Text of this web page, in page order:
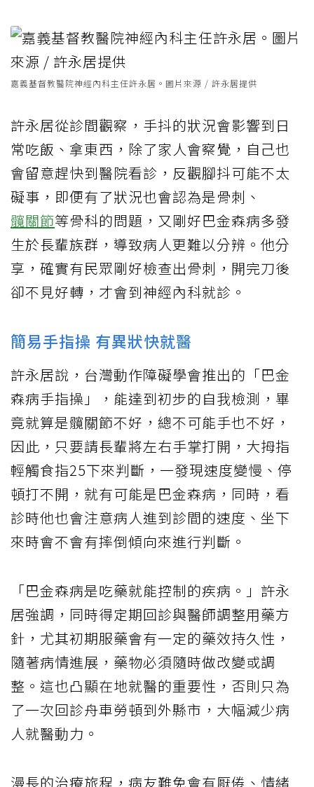
嘉義基督教醫院神經內科主任許永居。圖片來源 / 許永居提供
許永居從診間觀察，手抖的狀況會影響到日
常吃飯、拿東西，除了家人會察覺，自己也
會留意趕快到醫院看診，反觀腳抖可能不太
礙事，即便有了狀況也會認為是骨刺、
髖關節等骨科的問題，又剛好巴金森病多發
生於長輩族群，導致病人更難以分辨。他分
享，確實有民眾剛好檢查出骨刺，開完刀後
卻不見好轉，才會到神經內科就診。
簡易手指操 有異狀快就醫
許永居說，台灣動作障礙學會推出的「巴金
森病手指操」，能達到初步的自我檢測，畢
竟就算是髖關節不好，總不可能手也不好，
因此，只要請長輩將左右手掌打開，大拇指
輕觸食指25下來判斷，一發現速度變慢、停
頓打不開，就有可能是巴金森病，同時，看
診時他也會注意病人進到診間的速度、坐下
來時會不會有摔倒傾向來進行判斷。
「巴金森病是吃藥就能控制的疾病。」許永
居強調，同時得定期回診與醫師調整用藥方
針，尤其初期服藥會有一定的藥效持久性，
隨著病情進展，藥物必須隨時做改變或調
整。這也凸顯在地就醫的重要性，否則只為
了一次回診舟車勞頓到外縣市，大幅減少病
人就醫動力。
漫長的治療旅程，病友難免會有厭倦、情緒